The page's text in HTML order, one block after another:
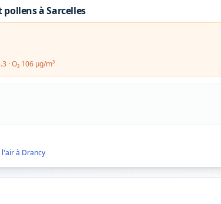
pollensà Sarcelles
· O₃ 106 µg/m³
l'air à Drancy